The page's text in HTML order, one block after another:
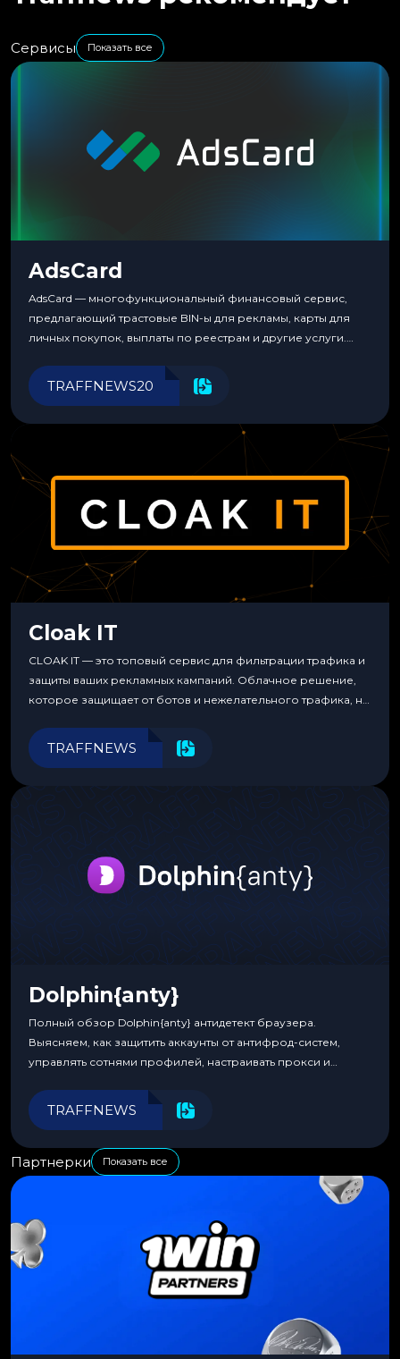
Сервисы Показать все
AdsCard
AdsCard — многофункциональный финансовый сервис,
предлагающий трастовые BIN-ы для рекламы, карты для
личных покупок, выплаты по реестрам и другие услуги.
инструменты для управления финансами.
TRAFFNEWS20
Cloak IT
CLOAK IT — это топовый сервис для фильтрации трафика и
защиты ваших рекламных кампаний. Облачное решение,
которое защищает от ботов и нежелательного трафика, не
программирования.
TRAFFNEWS
Dolphin{anty}
Полный обзор Dolphin{anty} антидетект браузера.
Выясняем, как защитить аккаунты от антифрод-систем,
управлять сотнями профилей, настраивать прокси и
эффективности.
TRAFFNEWS
Партнерки Показать все